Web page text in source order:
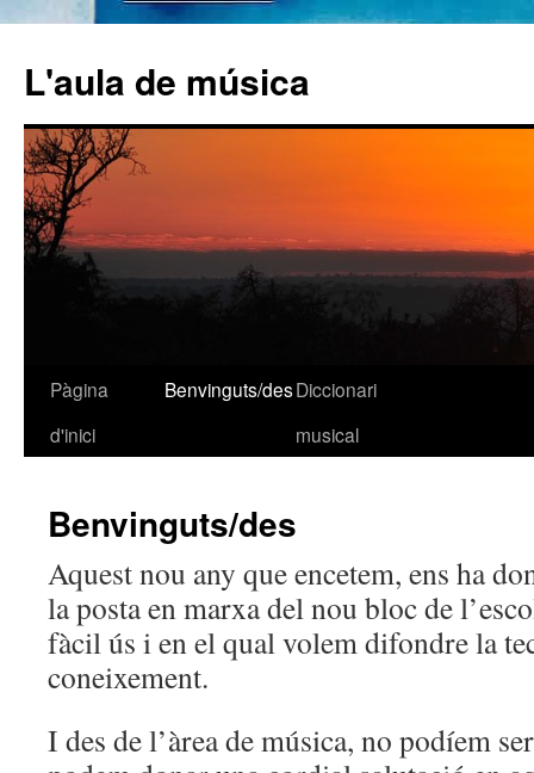
L'aula de música
Vés
Pàgina
d'inici
Benvinguts/desDiccionari
musical
Benvinguts/des
Aquest nou any que encetem, ens ha
la posta en marxa del nou bloc de
fàcil ús i en el qual volem difondre la
coneixement.
I des de l’àrea de música, no podíem